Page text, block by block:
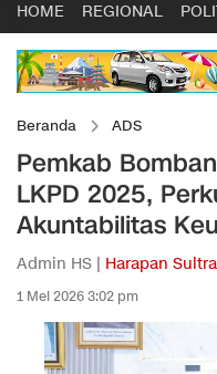
HOME REGIONAL
Beranda ADS
Pemkab
LKPD 2025,
Akuntabilitas
Admin HS | Harapan
1 Mei 2026 3:02 pm